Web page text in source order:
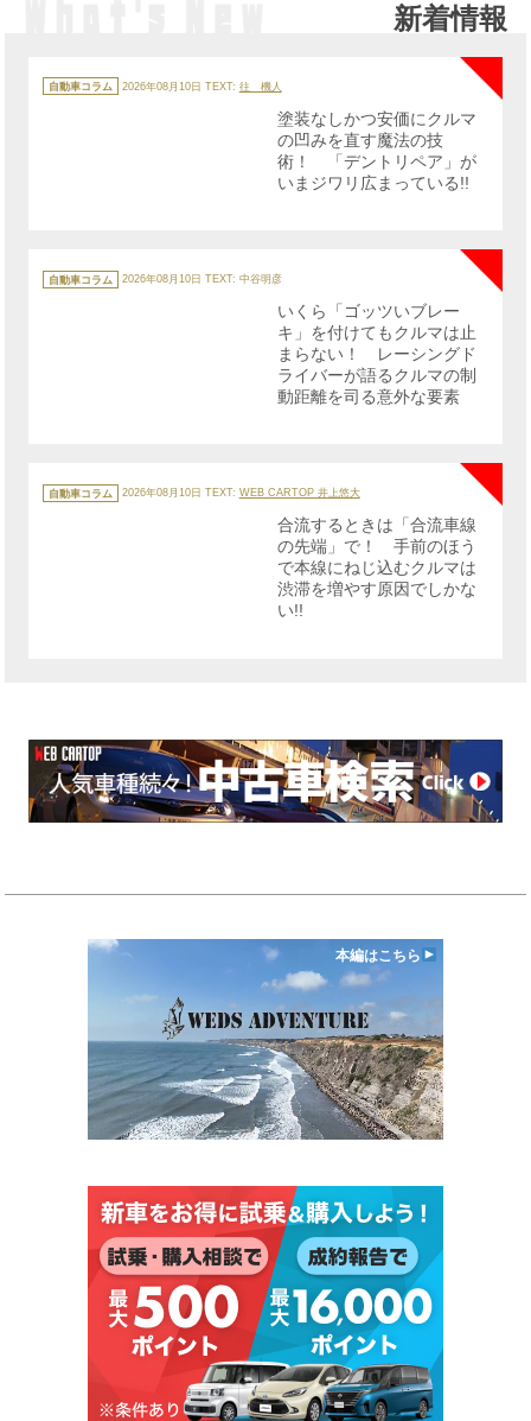
新着情報
テ
ゴ
自動車コラム 2026年08月10日 TEXT: 往 機人
NEW
塗装なしかつ安価にクルマ
の凹みを直す魔法の技
術！ 「デントリペア」が
いまジワリ広まっている!!
テ
ゴ
自動車コラム 2026年08月10日 TEXT: 中谷明彦
いくら「ゴッツいブレー
キ」を付けてもクルマは止
まらない！ レーシングド
ライバーが語るクルマの制
動距離を司る意外な要素
テ
ゴ
自動車コラム 2026年08月10日 TEXT: WEB CARTOP 井上悠大
合流するときは「合流車線
の先端」で！ 手前のほう
で本線にねじ込むクルマは
渋滞を増やす原因でしかな
い!!
本編はこちら